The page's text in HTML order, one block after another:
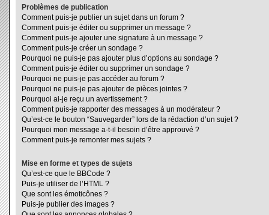
Problèmes de publication
Comment puis-je publier un sujet dans un forum ?
Comment puis-je éditer ou supprimer un message ?
Comment puis-je ajouter une signature à un message ?
Comment puis-je créer un sondage ?
Pourquoi ne puis-je pas ajouter plus d’options au sondage ?
Comment puis-je éditer ou supprimer un sondage ?
Pourquoi ne puis-je pas accéder au forum ?
Pourquoi ne puis-je pas ajouter de pièces jointes ?
Pourquoi ai-je reçu un avertissement ?
Comment puis-je rapporter des messages à un modérateur ?
Qu’est-ce le bouton “Sauvegarder” lors de la rédaction d’un sujet ?
Pourquoi mon message a-t-il besoin d’être approuvé ?
Comment puis-je remonter mes sujets ?
Mise en forme et types de sujets
Qu’est-ce que le BBCode ?
Puis-je utiliser de l’HTML ?
Que sont les émoticônes ?
Puis-je publier des images ?